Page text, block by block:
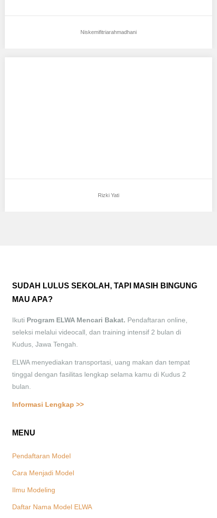
Niskemifitriarahmadhani
Rizki Yati
SUDAH LULUS SEKOLAH, TAPI MASIH BINGUNG
MAU APA?
Ikuti Program ELWA Mencari Bakat. Pendaftaran online,
seleksi melalui videocall, dan training intensif 2 bulan di
Kudus, Jawa Tengah.
ELWA menyediakan transportasi, uang makan dan tempat
tinggal dengan fasilitas lengkap selama kamu di Kudus 2
bulan.
Informasi Lengkap >>
MENU
Pendaftaran Model
Cara Menjadi Model
Ilmu Modeling
Daftar Nama Model ELWA